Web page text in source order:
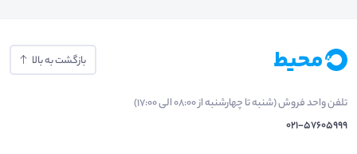
بازگشت به بالا
تلفن واحد فروش (شنبه تا چهارشنبه از 08:00 الی 17:00)
021-57605999